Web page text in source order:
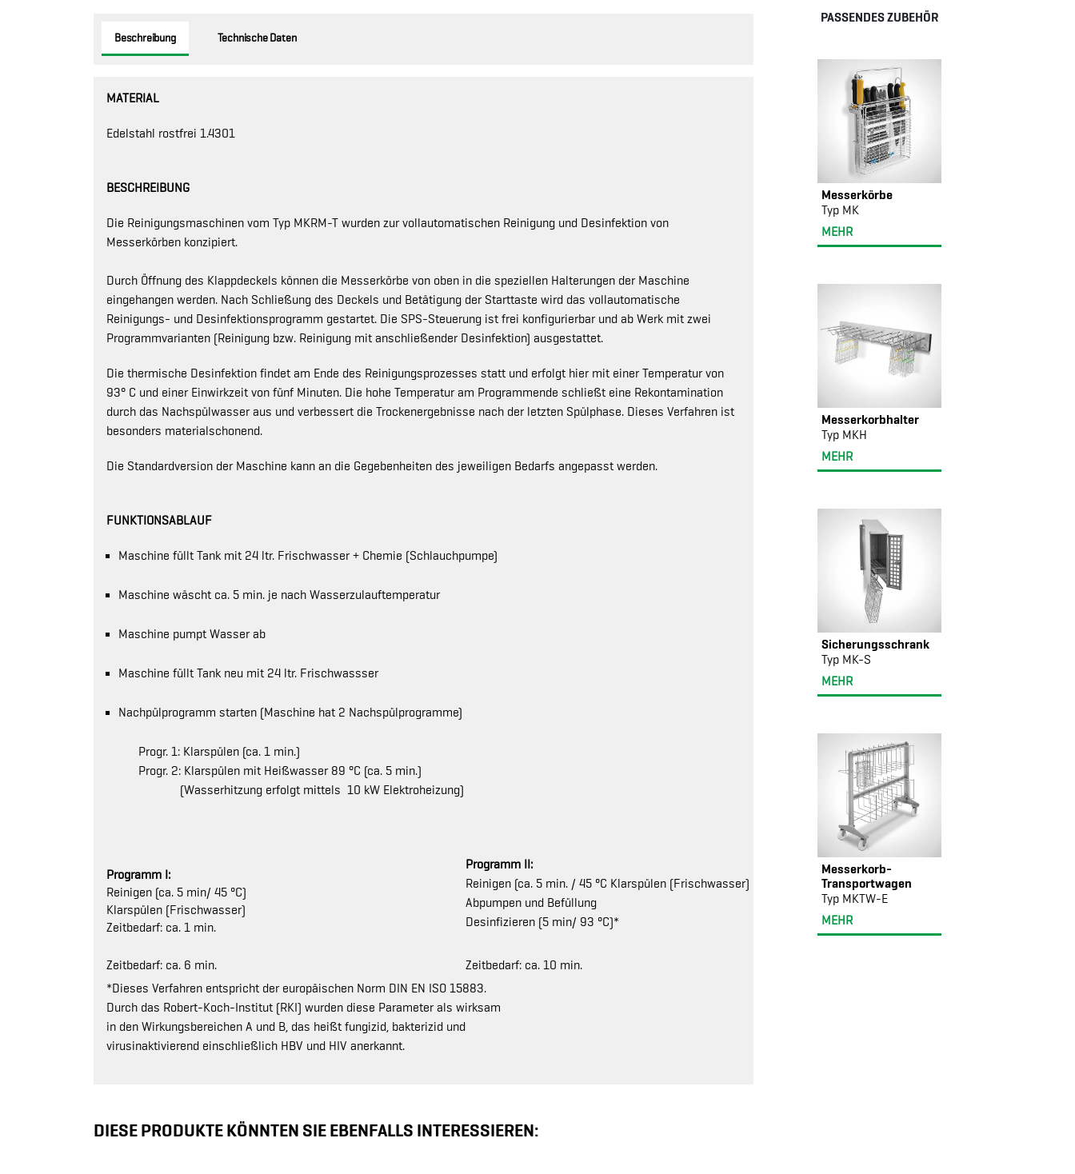
Beschreibung Technische Daten
MATERIAL
Edelstahl rostfrei 1.4301
BESCHREIBUNG
Die Reinigungsmaschinen vom Typ MKRM-T wurden zur vollautomatischen Reinigung und Desinfektion von
Messerkörben konzipiert.
Durch Öffnung des Klappdeckels können die Messerkörbe von oben in die speziellen Halterungen der Maschine
eingehangen werden. Nach Schließung des Deckels und Betätigung der Starttaste wird das vollautomatische
Reinigungs- und Desinfektionsprogramm gestartet. Die SPS-Steuerung ist frei konfigurierbar und ab Werk mit zwei
Programmvarianten (Reinigung bzw. Reinigung mit anschließender Desinfektion) ausgestattet.
Die thermische Desinfektion findet am Ende des Reinigungsprozesses statt und erfolgt hier mit einer Temperatur von
93° C und einer Einwirkzeit von fünf Minuten. Die hohe Temperatur am Programmende schließt eine Rekontamination
durch das Nachspülwasser aus und verbessert die Trockenergebnisse nach der letzten Spülphase. Dieses Verfahren ist
besonders materialschonend.
Die Standardversion der Maschine kann an die Gegebenheiten des jeweiligen Bedarfs angepasst werden.
FUNKTIONSABLAUF
Maschine füllt Tank mit 24 ltr. Frischwasser + Chemie (Schlauchpumpe)
Maschine wäscht ca. 5 min. je nach Wasserzulauftemperatur
Maschine pumpt Wasser ab
Maschine füllt Tank neu mit 24 ltr. Frischwassser
Nachpülprogramm starten (Maschine hat 2 Nachspülprogramme)
Progr. 1: Klarspülen (ca. 1 min.)
Progr. 2: Klarspülen mit Heißwasser 89 °C (ca. 5 min.)
(Wasserhitzung erfolgt mittels 10 kW Elektroheizung)
Programm I:
Reinigen (ca. 5 min/ 45 °C)
Klarspülen (Frischwasser)
Zeitbedarf: ca. 1 min.
Programm II:
Reinigen (ca. 5 min. / 45 °C Klarspülen (Frischwasser)
Abpumpen und Befüllung
Desinfizieren (5 min/ 93 °C)*
Zeitbedarf: ca. 6 min.
Zeitbedarf: ca. 10 min.
*Dieses Verfahren entspricht der europäischen Norm DIN EN ISO 15883.
Durch das Robert-Koch-Institut (RKI) wurden diese Parameter als wirksam
in den Wirkungsbereichen A und B, das heißt fungizid, bakterizid und
virusinaktivierend einschließlich HBV und HIV anerkannt.
DIESE PRODUKTE KÖNNTEN SIE EBENFALLS INTERESSIEREN:
PASSENDES ZUBEHÖR
Messerkörbe
Typ MK
MEHR
Messerkorbhalter
Typ MKH
MEHR
Sicherungsschrank
Typ MK-S
MEHR
Messerkorb-
Transportwagen
Typ MKTW-E
MEHR